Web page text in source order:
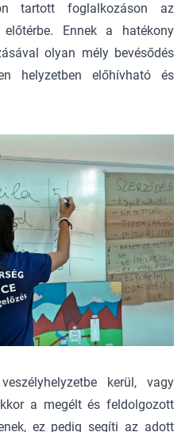
tartott foglalkozáson az
előtérbe. Ennek a hatékony
olyan mély bevésődés
helyzetben előhívható és
kerül, vagy
a megélt és feldolgozott
ez pedig segíti az adott